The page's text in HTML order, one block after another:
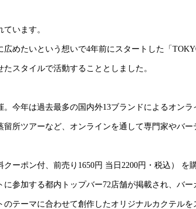
います。
めたいという想いで4年前にスタートした「
スタイルで活動することとしました。
今年は過去最多の国内外13ブランドによるオン
所ツアーなど、オンラインを通して専門家やバ
ーポン付、前売り1650円 当日2200円・税込）
参加する都内トップバー72店舗が掲載され、バ
テーマに合わせて創作したオリジナルカクテルを